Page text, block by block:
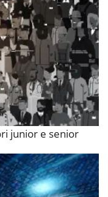
junior e senior